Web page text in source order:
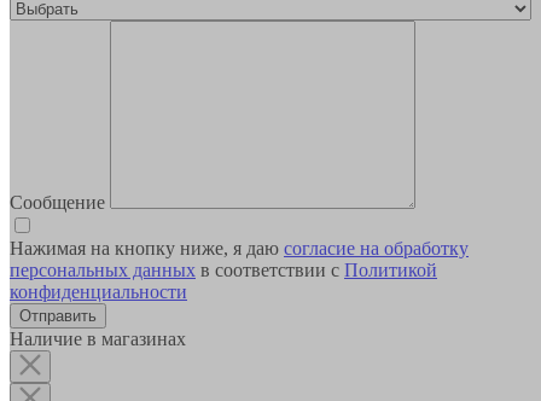
Сообщение
Нажимая на кнопку ниже, я даю согласие на обработку
персональных данных в соответствии с Политикой
конфиденциальности
Наличие в магазинах